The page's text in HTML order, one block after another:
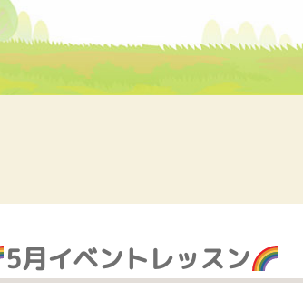
5月イベントレッスン